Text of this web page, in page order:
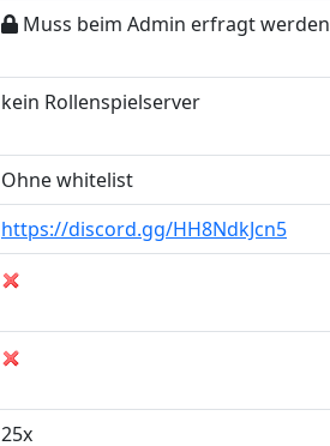
Muss beim Admin erfragt werden
kein Rollenspielserver
Ohne whitelist
https://discord.gg/HH8NdkJcn5
25x